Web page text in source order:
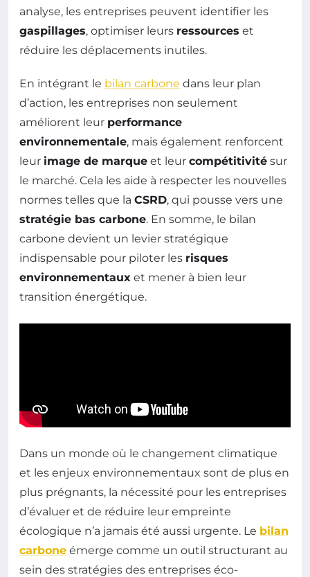
analyse, les entreprises peuvent identifier les
gaspillages, optimiser leurs ressources et
réduire les déplacements inutiles.
En intégrant le bilan carbone dans leur plan
d’action, les entreprises non seulement
améliorent leur performance
environnementale, mais également renforcent
leur image de marque et leur compétitivité sur
le marché. Cela les aide à respecter les nouvelles
normes telles que la CSRD, qui pousse vers une
stratégie bas carbone. En somme, le bilan
carbone devient un levier stratégique
indispensable pour piloter les risques
environnementaux et mener à bien leur
transition énergétique.
Dans un monde où le changement climatique
et les enjeux environnementaux sont de plus en
plus prégnants, la nécessité pour les entreprises
d’évaluer et de réduire leur empreinte
écologique n’a jamais été aussi urgente. Le bilan
carbone émerge comme un outil structurant au
sein des stratégies des entreprises éco-